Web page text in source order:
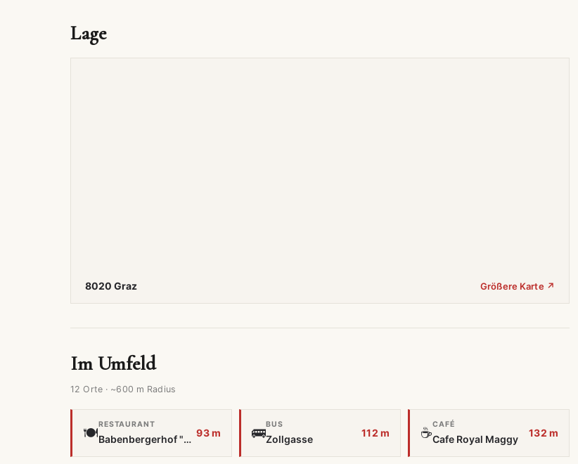
Lage
8020 Graz Größere Karte ↗
Im Umfeld
12 Orte · ~600 m Radius
🍽️
RESTAURANT
Babenbergerhof "Zur Klöpferwirtin"
93 m 🚌
BUS
Zollgasse
112 m ☕
CAFÉ
Cafe Royal Maggy
132 m